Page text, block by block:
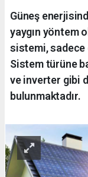
Güneş
yaygın yöntem
sistemi, sadece
Sistem türüne
ve inverter gibi
bulunmaktadır.